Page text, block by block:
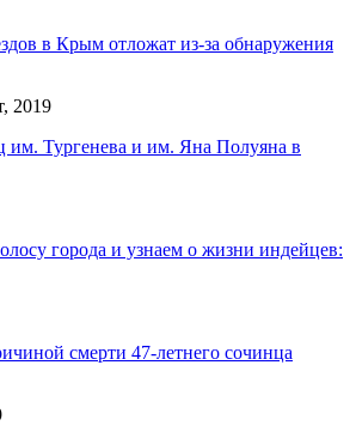
в Крым отложат из-за обнаружения
2019
им. Тургенева и им. Яна Полуяна в
города и узнаем о жизни индейцев:
смерти 47-летнего сочинца